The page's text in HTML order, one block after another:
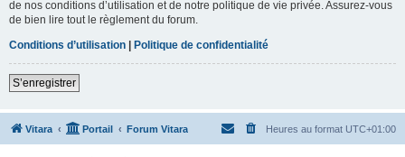
de nos conditions d’utilisation et de notre politique de vie privée. Assurez-vous
de bien lire tout le règlement du forum.
Conditions d’utilisation | Politique de confidentialité
S’enregistrer
Vitara Portail Forum Vitara Heures au format UTC+01:00